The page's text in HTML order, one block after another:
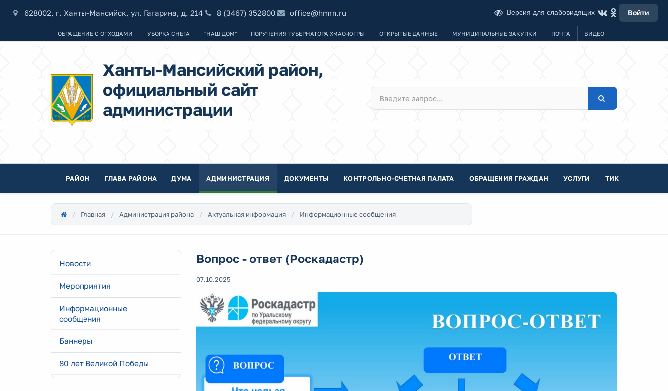
628002, г. Ханты-Мансийск, ул. Гагарина, д. 214 8 (3467) 352800 office@hmrn.ru Версия для слабовидящих Войти
ОБРАЩЕНИЕ С ОТХОДАМИ УБОРКА СНЕГА "НАШ ДОМ" ПОРУЧЕНИЯ ГУБЕРНАТОРА ХМАО-ЮГРЫ ОТКРЫТЫЕ ДАННЫЕ МУНИЦИПАЛЬНЫЕ ЗАКУПКИ ПОЧТА ВИДЕО
Ханты-Мансийский район,
официальный сайт
администрации
РАЙОН ГЛАВА РАЙОНА ДУМА АДМИНИСТРАЦИЯ ДОКУМЕНТЫ КОНТРОЛЬНО-СЧЕТНАЯ ПАЛАТА ОБРАЩЕНИЯ ГРАЖДАН УСЛУГИ ТИК
Главная Администрация района Актуальная информация Информационные сообщения
Новости
Мероприятия
Информационные
сообщения
Баннеры
80 лет Великой Победы
Вопрос - ответ (Роскадастр)
07.10.2025